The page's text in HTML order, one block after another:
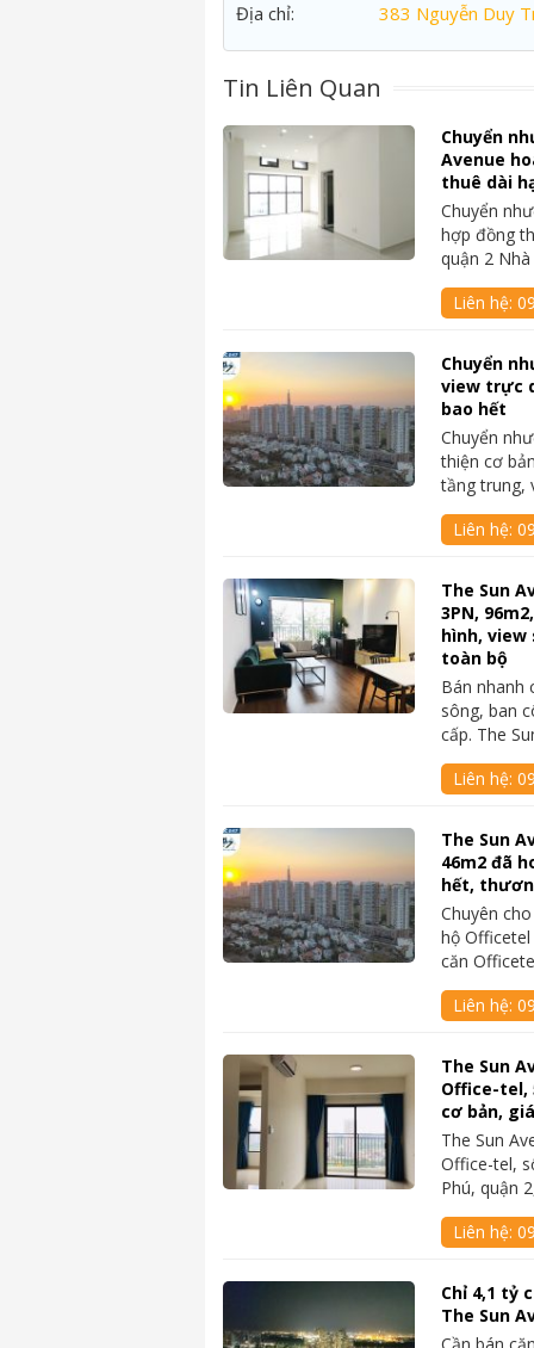
Địa chỉ:
383 Nguyễn Duy
Tin Liên Quan
Chuyển
Avenue
thuê dài
Chuyển
hợp đồng
quận 2
Liên hệ:
Chuyển
view trực
bao hết
Chuyển
thiện cơ
tầng trung,
Liên hệ:
The Sun
3PN,
hình, view
toàn bộ
Bán nhanh
sông, ban
cấp. The
Liên hệ:
The Sun
46m2 đã
hết,
Chuyên
hộ Officetel
căn
Liên hệ:
The Sun
Office-tel,
cơ bản,
The Sun
Office-tel,
Phú, quận
Liên hệ:
Chỉ 4,1 tỷ
The Sun